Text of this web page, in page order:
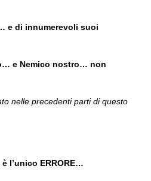
e di innumerevoli suoi
e Nemico nostro… non
nelle precedenti parti di questo
è l’unico ERRORE…